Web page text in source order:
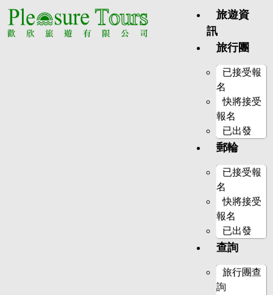
旅遊資
訊
旅行團
已接受報
名
快將接受
報名
已出發
郵輪
已接受報
名
快將接受
報名
已出發
查詢
旅行團查
詢